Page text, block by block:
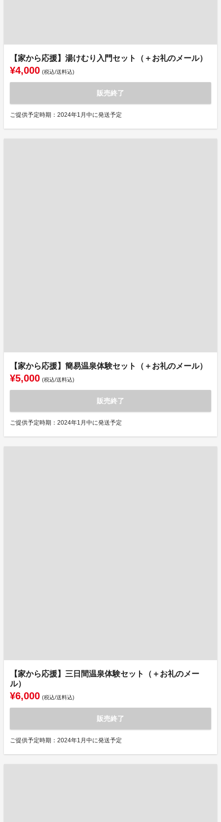
【家から応援】湯けむり入門セット（＋お礼のメール）
¥4,000 (税込/送料込)
販売終了
ご提供予定時期：2024年1月中に発送予定
【家から応援】簡易温泉体験セット（＋お礼のメール）
¥5,000 (税込/送料込)
販売終了
ご提供予定時期：2024年1月中に発送予定
【家から応援】三日間温泉体験セット（＋お礼のメー
ル）
¥6,000 (税込/送料込)
販売終了
ご提供予定時期：2024年1月中に発送予定